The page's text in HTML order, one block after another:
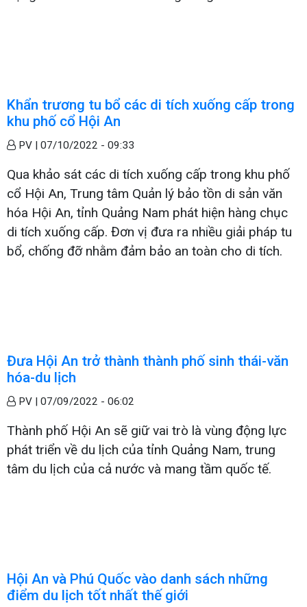
Khẩn trương tu bổ các di tích xuống cấp trong
khu phố cổ Hội An
PV | 07/10/2022 - 09:33
Qua khảo sát các di tích xuống cấp trong khu phố
cổ Hội An, Trung tâm Quản lý bảo tồn di sản văn
hóa Hội An, tỉnh Quảng Nam phát hiện hàng chục
di tích xuống cấp. Đơn vị đưa ra nhiều giải pháp tu
bổ, chống đỡ nhằm đảm bảo an toàn cho di tích.
Đưa Hội An trở thành thành phố sinh thái-văn
hóa-du lịch
PV | 07/09/2022 - 06:02
Thành phố Hội An sẽ giữ vai trò là vùng động lực
phát triển về du lịch của tỉnh Quảng Nam, trung
tâm du lịch của cả nước và mang tầm quốc tế.
Hội An và Phú Quốc vào danh sách những
điểm du lịch tốt nhất thế giới